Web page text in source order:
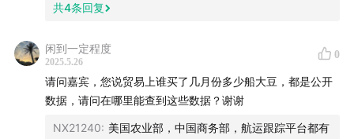
共4条回复
闲到一定程度
2025.5.26
0
请问嘉宾，您说贸易上谁买了几月份多少船大豆，都是公开
数据，请问在哪里能查到这些数据？谢谢
NX21240: 美国农业部，中国商务部，航运跟踪平台都有